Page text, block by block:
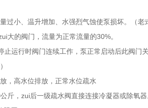
小、温升增加、水强烈气蚀使泵损坏。（
的阀门，流量为正常流量的30%。
运行时阀门连续工作，泵正常启动后此阀门
，高水位排放，正常水位疏水
，zui后一级疏水阀直接连接冷凝器或除氧器